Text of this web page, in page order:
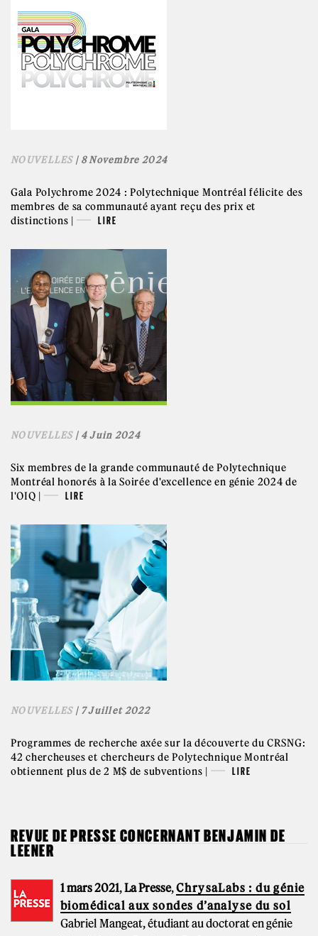
NOUVELLES| 8 Novembre 2024
Gala Polychrome 2024 : Polytechnique Montréal félicite des
membres de sa communauté ayant reçu des prix et
distinctions |
LIRE
NOUVELLES| 4 Juin 2024
Six membres de la grande communauté de Polytechnique
Montréal honorés à la Soirée d'excellence en génie 2024 de
l'OIQ |
LIRE
NOUVELLES| 7 Juillet 2022
Programmes de recherche axée sur la découverte du CRSNG:
42 chercheuses et chercheurs de Polytechnique Montréal
obtiennent plus de 2 M$ de subventions |
LIRE
REVUE DE PRESSE CONCERNANT BENJAMIN DE
LEENER
1 mars 2021,La Presse,ChrysaLabs : du génie
biomédical aux sondes d’analyse du sol
Gabriel Mangeat, étudiant au doctorat en génie